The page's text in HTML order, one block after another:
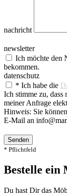
nachricht
newsletter
Ich möchte den
bekommen.
datenschutz
* Ich habe die
Ich stimme zu,
meiner Anfrage
Hinweis: Sie
E-Mail an
Senden
* Pflichtfeld
Bestelle ein
Du hast Dir das